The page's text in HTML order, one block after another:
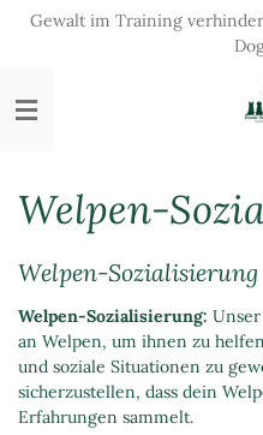
Zum
Gewalt im Training
Welpen-
Welpen-Sozialisierung
Welpen-Sozialisierung:
an Welpen, um ihnen zu
und soziale Situationen zu
sicherzustellen, dass dein
Erfahrungen sammelt.